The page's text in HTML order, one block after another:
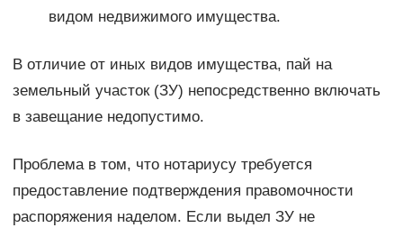
видом недвижимого имущества.
В отличие от иных видов имущества, пай на
земельный участок (ЗУ) непосредственно включать
в завещание недопустимо.
Проблема в том, что нотариусу требуется
предоставление подтверждения правомочности
распоряжения наделом. Если выдел ЗУ не